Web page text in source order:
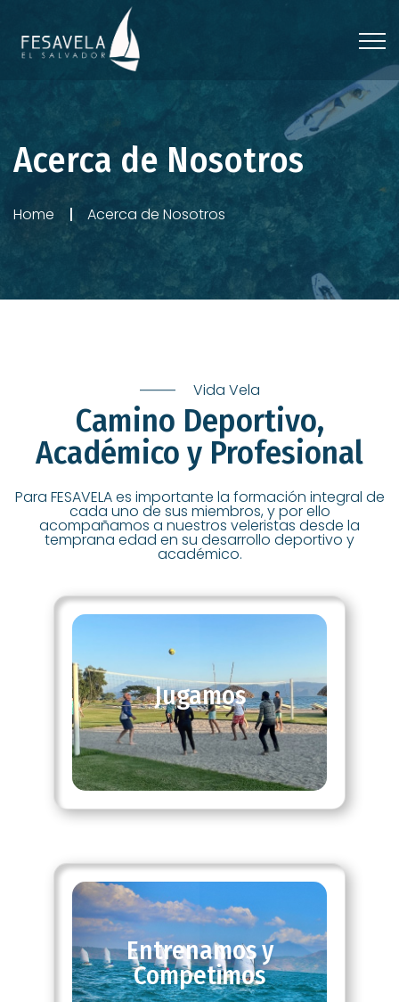
Acerca de Nosotros
Home Acerca de Nosotros
Vida Vela
Camino Deportivo,
Académico y Profesional
Para FESAVELA es importante la formación integral de
cada uno de sus miembros, y por ello
acompañamos a nuestros veleristas desde la
temprana edad en su desarrollo deportivo y
académico.
Jugamos
Entrenamos y
Competimos